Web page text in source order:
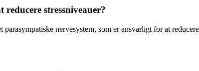
stressniveauer?
nervesystem, som er ansvarligt for at